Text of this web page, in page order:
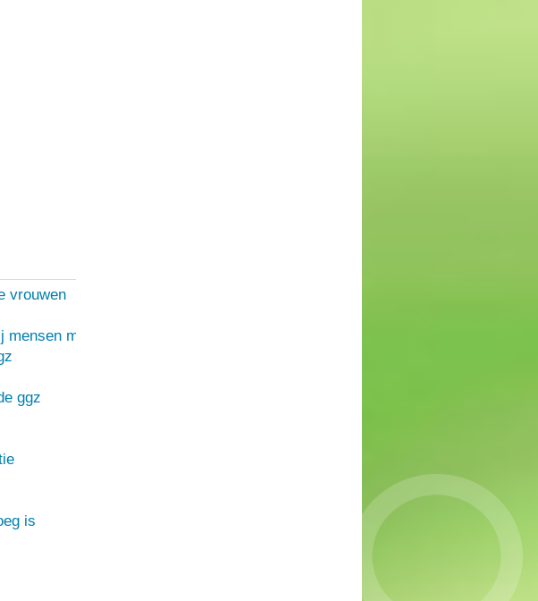
vrouwen
met een depressie
ggz
is